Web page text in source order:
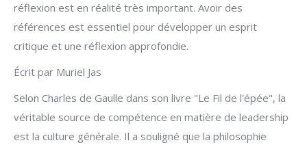
réflexion est en réalité très important. Avoir des
références est essentiel pour développer un esprit
critique et une réflexion approfondie.
Écrit par Muriel Jas
Selon Charles de Gaulle dans son livre "Le Fil de l'épée", la
véritable source de compétence en matière de leadership
est la culture générale. Il a souligné que la philosophie